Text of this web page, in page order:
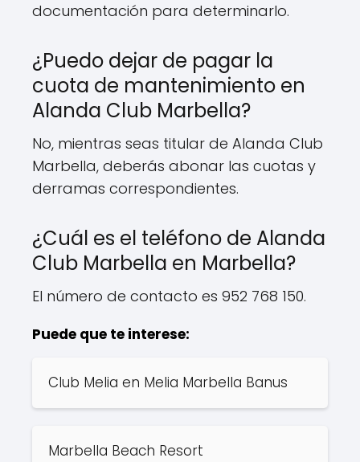
documentación para determinarlo.
¿Puedo dejar de pagar la
cuota de mantenimiento en
Alanda Club Marbella?
No, mientras seas titular de Alanda Club
Marbella, deberás abonar las cuotas y
derramas correspondientes.
¿Cuál es el teléfono de Alanda
Club Marbella en Marbella?
El número de contacto es 952 768 150.
Puede que te interese:
Club Melia en Melia Marbella Banus
Marbella Beach Resort